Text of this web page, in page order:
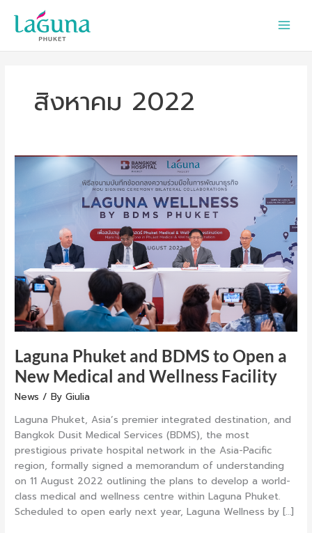
content
สิงหาคม 2022
Laguna Phuket and BDMS to Open a
New Medical and Wellness Facility
News / ByGiulia
Laguna Phuket, Asia’s premier integrated destination, and
Bangkok Dusit Medical Services (BDMS), the most
prestigious private hospital network in the Asia-Pacific
region, formally signed a memorandum of understanding
on 11 August 2022 outlining the plans to develop a world-
class medical and wellness centre within Laguna Phuket.
Scheduled to open early next year, Laguna Wellness by […]
Laguna
New
Medical
and
Wellness
Facility